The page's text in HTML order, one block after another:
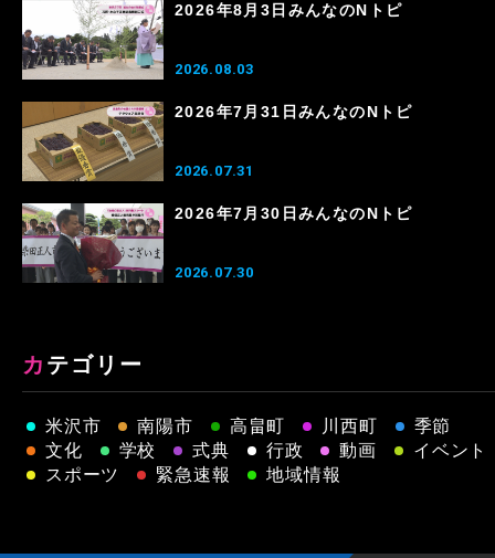
2026年8月3日みんなのNトピ
2026.08.03
2026年7月31日みんなのNトピ
2026.07.31
2026年7月30日みんなのNトピ
2026.07.30
カテゴリー
米沢市 南陽市 高畠町 川西町
季節
文化
学校 式典 行政 動画
イベント
スポーツ
緊急速報 地域情報